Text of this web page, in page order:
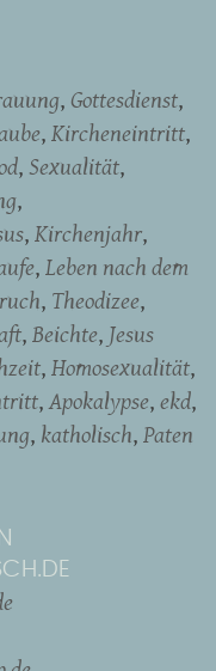
Gottesdienst
Kircheneintritt
Sexualität
Kirchenjahr
Leben nach dem
Theodizee
Beichte Jesus
Homosexualität
Apokalypse ekd
katholisch Paten